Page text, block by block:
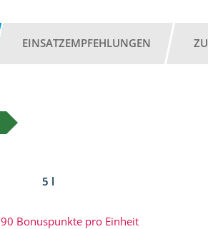
EINSATZEMPFEHLUNGEN
5 l
90 Bonuspunkte pro Einheit